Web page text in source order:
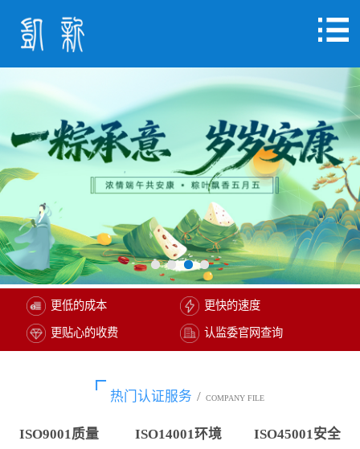
更低的成本 更快的速度
更贴心的收费 认监委官网查询
热门认证服务 / COMPANY FILE
ISO9001质量 ISO14001环境 ISO45001安全